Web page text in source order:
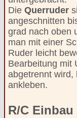
Die Querruder
angeschnitten
grad nach oben
man mit einer
Ruder leicht
Bearbeitung mit
abgetrennt wird,
ankleben.
R/C Einbau